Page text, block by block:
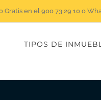
Gratis en el 900 73 29 10 o
TIPOS DE